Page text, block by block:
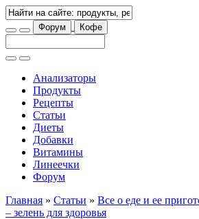
Форум Кофе
Анализаторы
Продукты
Рецепты
Статьи
Диеты
Добавки
Витамины
Линеечки
Форум
Главная » Статьи » Все о еде и ее
– зелень для здоровья